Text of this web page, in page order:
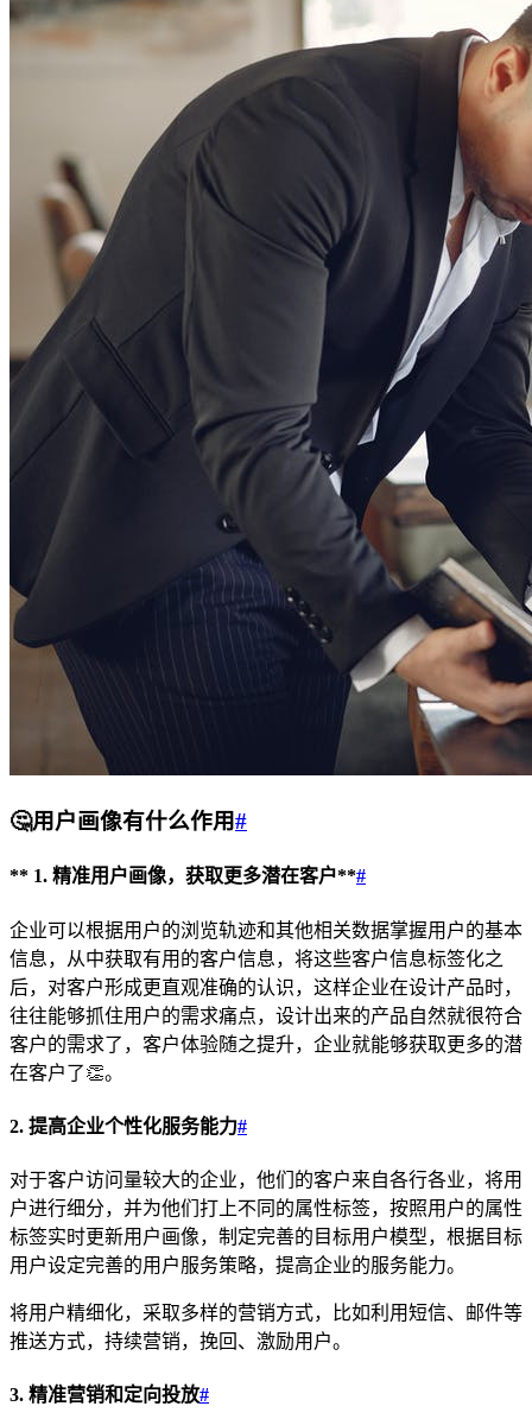
🤔用户画像有什么作用#
** 1. 精准用户画像，获取更多潜在客户**#
企业可以根据用户的浏览轨迹和其他相关数据掌握用户的基本
信息，从中获取有用的客户信息，将这些客户信息标签化之
后，对客户形成更直观准确的认识，这样企业在设计产品时，
往往能够抓住用户的需求痛点，设计出来的产品自然就很符合
客户的需求了，客户体验随之提升，企业就能够获取更多的潜
在客户了👏。
2. 提高企业个性化服务能力#
对于客户访问量较大的企业，他们的客户来自各行各业，将用
户进行细分，并为他们打上不同的属性标签，按照用户的属性
标签实时更新用户画像，制定完善的目标用户模型，根据目标
用户设定完善的用户服务策略，提高企业的服务能力。
将用户精细化，采取多样的营销方式，比如利用短信、邮件等
推送方式，持续营销，挽回、激励用户。
3. 精准营销和定向投放#